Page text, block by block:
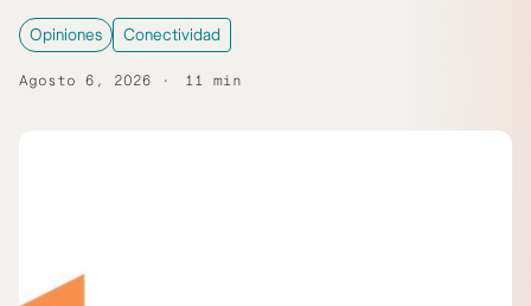
Opiniones Conectividad
Agosto 6, 2026 11 min